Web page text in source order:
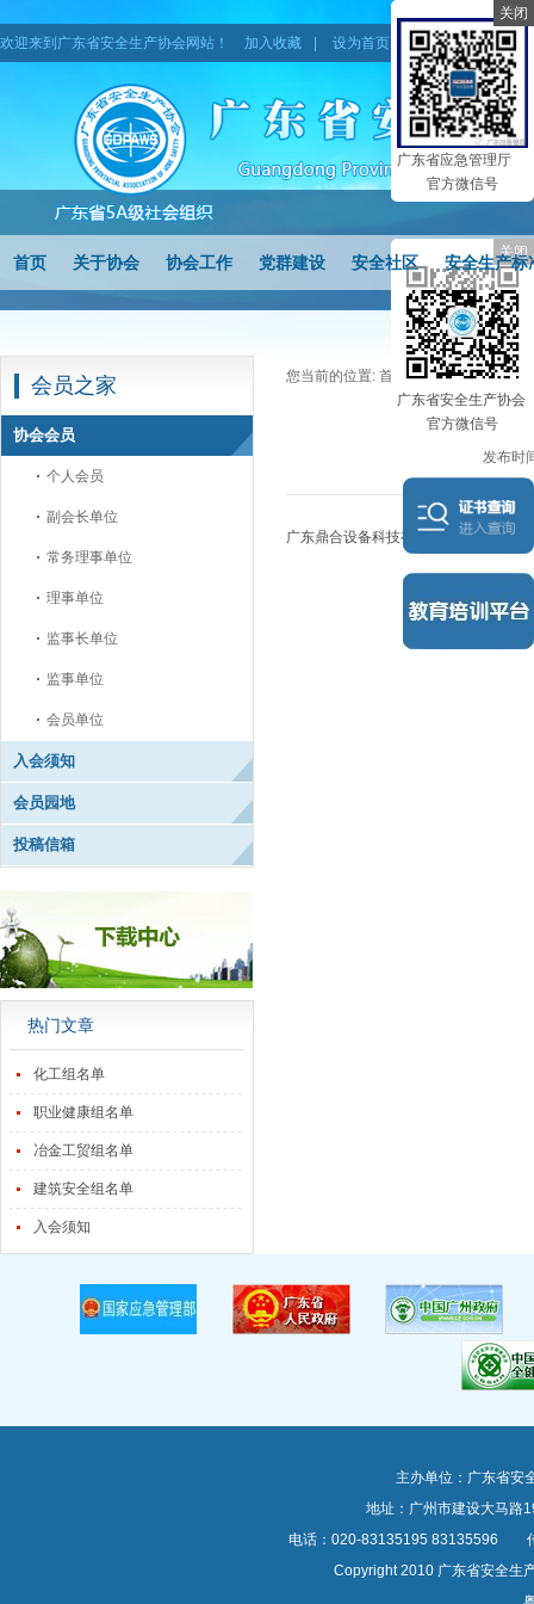
欢迎来到广东省安全生产协会网站！ 加入收藏 设为首页 网站地图
首页 关于协会 协会工作 党群建设 安全社区 安全生产标
会员之家
协会会员
个人会员
副会长单位
常务理事单位
理事单位
监事长单位
监事单位
会员单位
入会须知
会员园地
投稿信箱
热门文章
化工组名单
职业健康组名单
冶金工贸组名单
建筑安全组名单
入会须知
您当前的位置: 首页>会员之家>协会
发布时
广东鼎合设备科技有限公司
主办单位：广东省
地址：广州市建设大马
电话：020-83135195 83135596
Copyright 2010 广东省安全生
广东省应急管理厅
官方微信号
关闭
广东省安全生产协会
官方微信号
关闭